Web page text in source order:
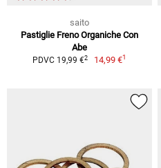
saito
Pastiglie Freno Organiche Con
Abe
PDVC 19,99 €2 14,99 €1